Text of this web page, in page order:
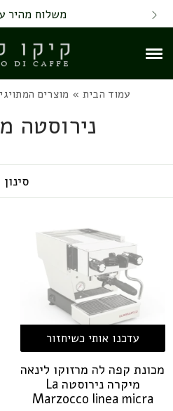
Skip to Content
Contact Us משלוח מהיר
עמוד הבית » מוצרים
נירוסטה
סינון
עדכנו אותי כשיחזור
מכונת קפה לה מרזוקו לינאה
מיקרה נירוסטה La
Marzocco linea micra
Back top top